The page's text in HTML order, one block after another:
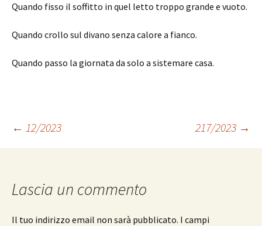
Quando fisso il soffitto in quel letto troppo grande e vuoto.
Quando crollo sul divano senza calore a fianco.
Quando passo la giornata da solo a sistemare casa.
Navigazione
← 12/2023 217/2023 →
Lascia un commento
Il tuo indirizzo email non sarà pubblicato. I campi